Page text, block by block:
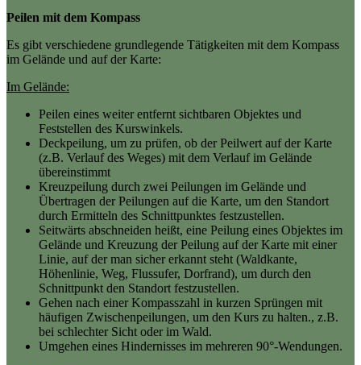
Peilen mit dem Kompass
Es gibt verschiedene grundlegende Tätigkeiten mit dem Kompass
im Gelände und auf der Karte:
Im Gelände:
Peilen eines weiter entfernt sichtbaren Objektes und
Feststellen des Kurswinkels.
Deckpeilung, um zu prüfen, ob der Peilwert auf der Karte
(z.B. Verlauf des Weges) mit dem Verlauf im Gelände
übereinstimmt
Kreuzpeilung durch zwei Peilungen im Gelände und
Übertragen der Peilungen auf die Karte, um den Standort
durch Ermitteln des Schnittpunktes festzustellen.
Seitwärts abschneiden heißt, eine Peilung eines Objektes im
Gelände und Kreuzung der Peilung auf der Karte mit einer
Linie, auf der man sicher erkannt steht (Waldkante,
Höhenlinie, Weg, Flussufer, Dorfrand), um durch den
Schnittpunkt den Standort festzustellen.
Gehen nach einer Kompasszahl in kurzen Sprüngen mit
häufigen Zwischenpeilungen, um den Kurs zu halten., z.B.
bei schlechter Sicht oder im Wald.
Umgehen eines Hindernisses im mehreren 90°-Wendungen.